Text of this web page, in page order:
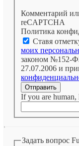
Комментарий
reCAPTCHA
Политика
Ставя
моих
законом №152-
27.07.2006 и
Отправить
If you are human,
Задать вопрос